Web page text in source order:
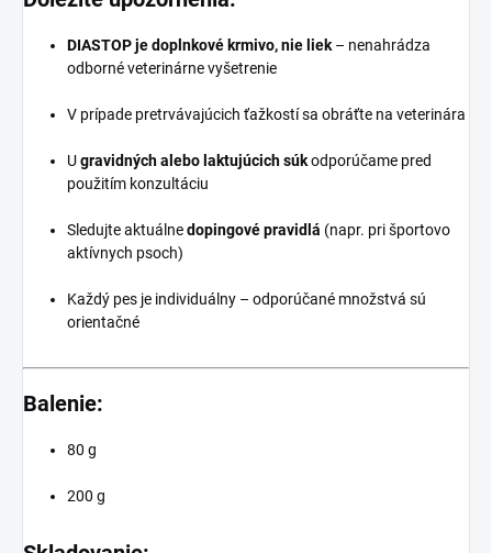
DIASTOP je doplnkové krmivo, nie liek – nenahrádza
odborné veterinárne vyšetrenie
V prípade pretrvávajúcich ťažkostí sa obráťte na veterinára
Ugravidných alebo laktujúcich súkodporúčame pred
použitím konzultáciu
Sledujte aktuálnedopingové pravidlá (napr. pri športovo
aktívnych psoch)
Každý pes je individuálny – odporúčané množstvá sú
orientačné
Balenie:
80 g
200 g